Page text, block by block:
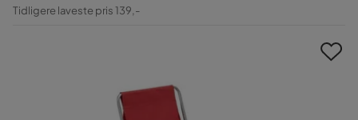
Tidligere laveste pris 139,-